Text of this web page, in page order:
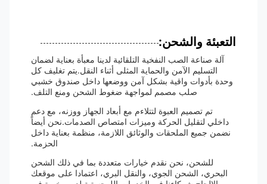
التعبئة والشحن:
آلة صناعة الصب النفخية التلقائية لدينا معبأة بعناية لضمان
التسليم الآمن والحماية المثلى أثناء النقل.يتم تغليف كل
وحدة بأدوات واقية بشكل آمن ووضعها داخل صندوق خشبي
صلب مصمم لمواجهة ضغوط الشحن ومنع التلف.
تم تصميم العبوة لتتلاءم مع أبعاد الجهاز ووزنه، مع دعم
داخلي لتقليل الحركة وميزات امتصاص الصدمات.نحن أيضاً
نضمن جميع الملحقات والوثائق اللازمة، منظمة بعناية داخل
الحزمة.
للشحن، نحن نقدم خيارات متعددة بما في ذلك الشحن
البحري، الشحن الجوي، والنقل البري، اعتمادا على موقعك